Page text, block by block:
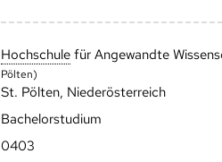
Hoch­schulefür Angewandte
Pölten)
St. Pölten, Niederösterreich
Bachelorstudium
0403